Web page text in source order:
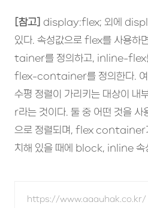
[참고] display:flex; 외에
있다. 속성값으로 flex를 사용
tainer를 정의하고, inline-flex
flex-container를 정의한다. 여
수평 정렬이 가리키는 대상이
r라는 것이다. 둘 중 어떤 것을
으로 정렬되며, flex container
치해 있을 때에 block, inline 속
https://www.aaauhak.co.kr/